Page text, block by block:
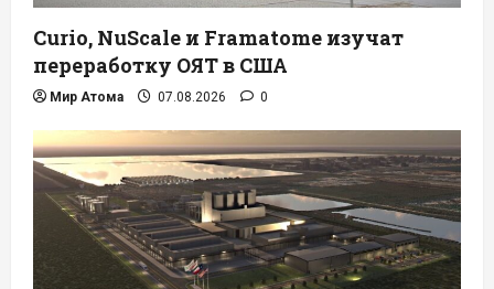
Curio, NuScale и Framatome изучат
переработку ОЯТ в США
Мир Атома 07.08.2026 0